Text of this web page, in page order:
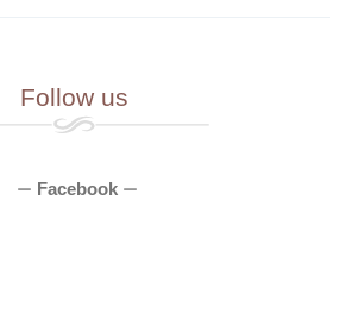
Follow us
ー Facebook ー